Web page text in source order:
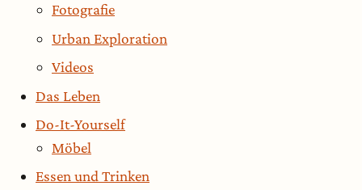
Fotografie
Urban Exploration
Videos
Das Leben
Do-It-Yourself
Möbel
Essen und Trinken